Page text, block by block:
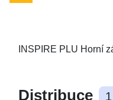
INSPIRE PLU Horní
Distribuce 1